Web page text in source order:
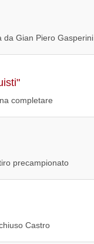
da Gian Piero Gasperini
completare
precampionato
Castro